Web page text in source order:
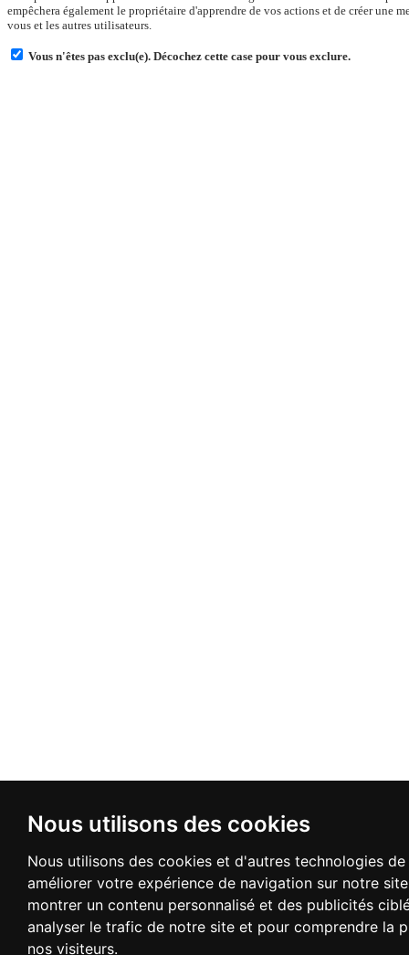
Nous utilisons des cookies
Nous utilisons des cookies et d'autres technologies
améliorer votre expérience de navigation sur notre
montrer un contenu personnalisé et des publicités
analyser le trafic de notre site et pour comprendre la
nos visiteurs.